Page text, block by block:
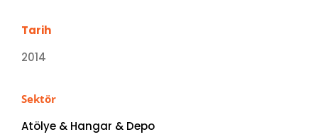
Tarih
2014
Sektör
Atölye & Hangar & Depo